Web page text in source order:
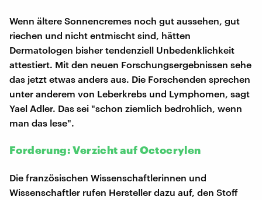
Wenn ältere Sonnencremes noch gut aussehen, gut
riechen und nicht entmischt sind, hätten
Dermatologen bisher tendenziell Unbedenklichkeit
attestiert. Mit den neuen Forschungsergebnissen sehe
das jetzt etwas anders aus. Die Forschenden sprechen
unter anderem von Leberkrebs und Lymphomen, sagt
Yael Adler. Das sei "schon ziemlich bedrohlich, wenn
man das lese".
Forderung: Verzicht auf Octocrylen
Die französischen Wissenschaftlerinnen und
Wissenschaftler rufen Hersteller dazu auf, den Stoff